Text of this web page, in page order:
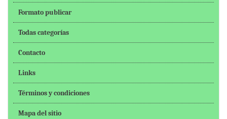
Formato publicar
Todas categorías
Contacto
Links
Términos y condiciones
Mapa del sitio